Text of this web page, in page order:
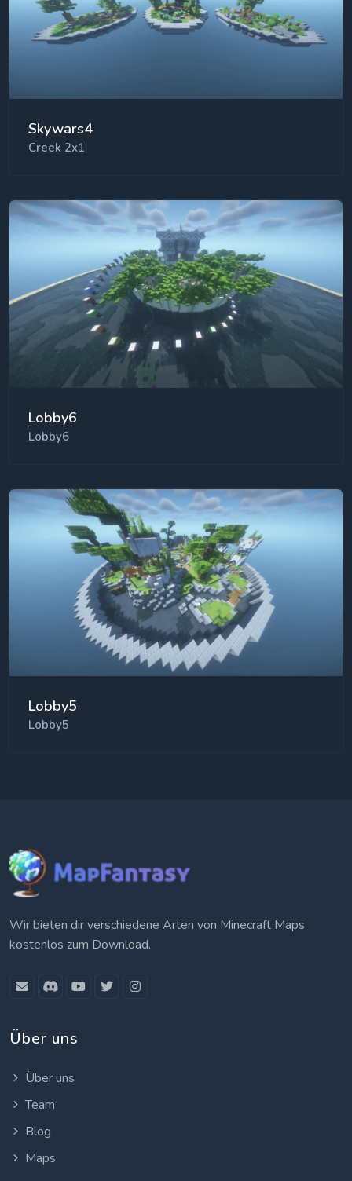
Skywars4
Creek 2x1
Lobby6
Lobby6
Lobby5
Lobby5
Wir bieten dir verschiedene Arten von Minecraft Maps
kostenlos zum Download.
Über uns
Über uns
Team
Blog
Maps